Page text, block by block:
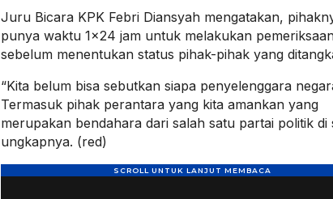
Juru Bicara KPK Febri Diansyah mengatakan,
punya waktu 1×24 jam untuk melakukan
sebelum menentukan status pihak-pihak yang
“Kita belum bisa sebutkan siapa penyelenggara
Termasuk pihak perantara yang kita amankan yang
merupakan bendahara dari salah satu partai politik di
ungkapnya. (red)